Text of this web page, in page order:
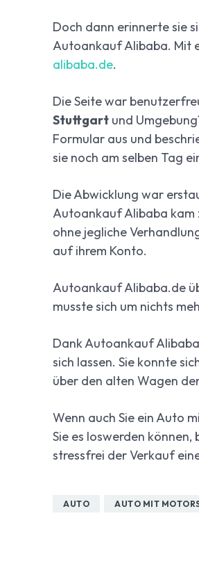
Doch dann erinnerte sie
Autoankauf Alibaba. Mit
alibaba.de.
Die Seite war
Stuttgart und
Formular aus und
sie noch am selben Tag
Die Abwicklung war
Autoankauf Alibaba kam
ohne jegliche
auf ihrem Konto.
Autoankauf Alibaba.de
musste sich um nichts
Dank Autoankauf
sich lassen. Sie konnte
über den alten Wagen
Wenn auch Sie ein Auto
Sie es loswerden können,
stressfrei der Verkauf
AUTO AUTO MIT